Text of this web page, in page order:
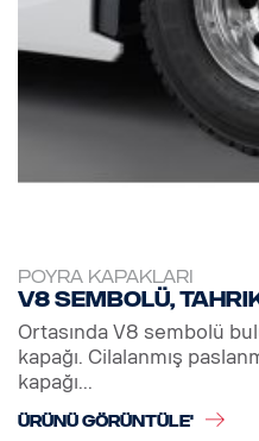
POYRA KAPAKLARI
V8 sembolü,
Ortasında V8 sembolü
kapağı. Cilalanmış
kapağı...
ÜRÜNÜ GÖRÜNTÜLE'